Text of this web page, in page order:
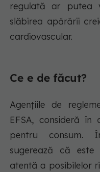
regulată ar putea
slăbirea apărării
cardiovascular.
Ce e de făcut?
Agențiile de
EFSA, consideră în
pentru consum.
sugerează că
atentă a posibilelor